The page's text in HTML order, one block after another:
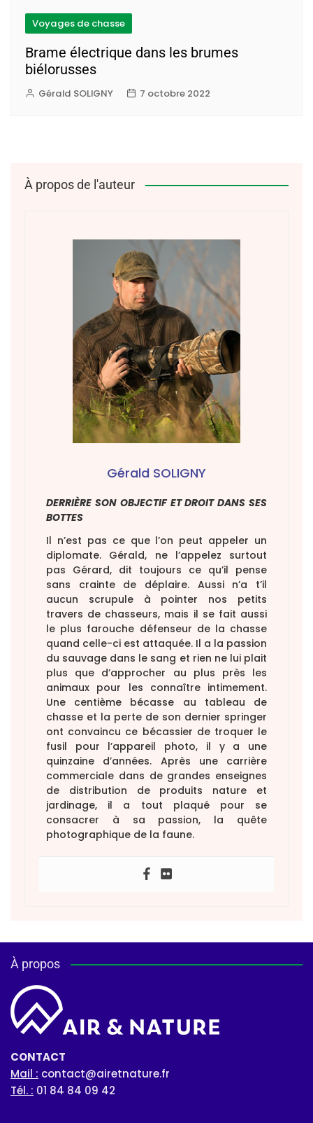
Voyages de chasse
Brame électrique dans les brumes
biélorusses
Gérald SOLIGNY 7 octobre 2022
À propos de l'auteur
Gérald SOLIGNY
DERRIÈRE SON OBJECTIF ET DROIT DANS SES
BOTTES
Il n’est pas ce que l’on peut appeler un
diplomate. Gérald, ne l’appelez surtout
pas Gérard, dit toujours ce qu’il pense
sans crainte de déplaire. Aussi n’a t’il
aucun scrupule à pointer nos petits
travers de chasseurs, mais il se fait aussi
le plus farouche défenseur de la chasse
quand celle-ci est attaquée. Il a la passion
du sauvage dans le sang et rien ne lui plait
plus que d’approcher au plus près les
animaux pour les connaître intimement.
Une centième bécasse au tableau de
chasse et la perte de son dernier springer
ont convaincu ce bécassier de troquer le
fusil pour l’appareil photo, il y a une
quinzaine d’années. Après une carrière
commerciale dans de grandes enseignes
de distribution de produits nature et
jardinage, il a tout plaqué pour se
consacrer à sa passion, la quête
photographique de la faune.
À propos
CONTACT
Mail : contact@airetnature.fr
Tél. : 01 84 84 09 42